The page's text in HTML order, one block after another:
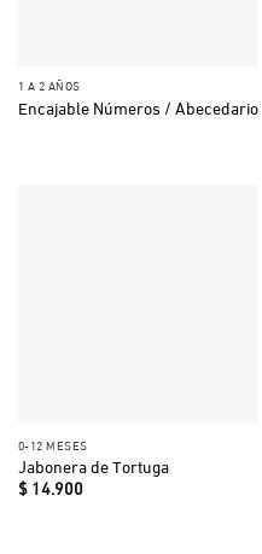
1 A 2 AÑOS
Encajable Números / Abecedario
0-12 MESES
Jabonera de Tortuga
$14.900